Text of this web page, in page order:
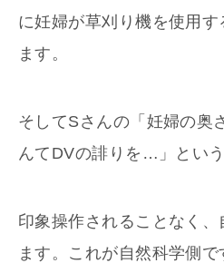
に妊婦が草刈り機を使用す
ます。
そしてSさんの「妊婦の奥
んてDVの誹りを…」とい
印象操作されることなく
ます。これが自然科学側で